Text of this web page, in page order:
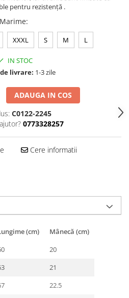
pentru rezistență .
Marime:
XXXL S M L
IN STOC
livrare: 1-3 zile
ADAUGA IN COS
C0122-2245
0773328257
Cere informatii
(cm)
Mânecă (cm)
20
21
22.5